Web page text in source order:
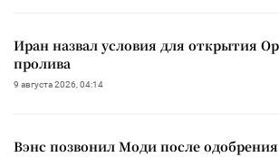
Иран назвал условия для открытия
пролива
9 августа 2026, 04:14
Вэнс позвонил Моди после